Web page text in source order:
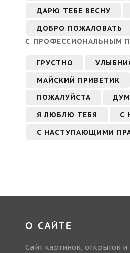
ДАРЮ ТЕБЕ ВЕСНУ
ДОБРО ПОЖАЛОВАТЬ
С ПРОФЕССИОНАЛЬНЫМ
ГРУСТНО
МАЙСКИЙ ПРИВЕТИК
ПОЖАЛУЙСТА
Я ЛЮБЛЮ ТЕБЯ
С
С НАСТУПАЮЩИМИ
О САЙТЕ
Сайт картинок, открыток